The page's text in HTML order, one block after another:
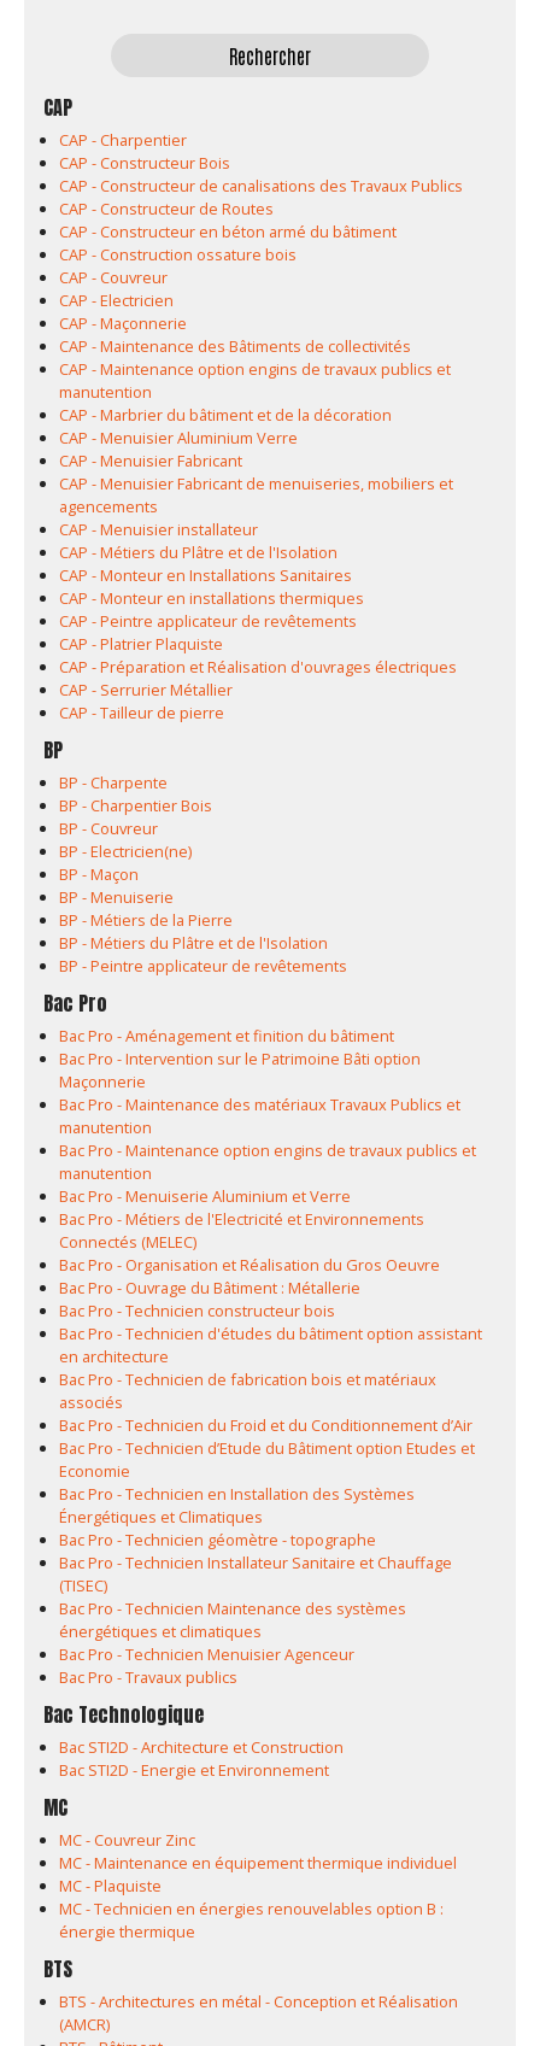
CAP
CAP - Charpentier
CAP - Constructeur Bois
CAP - Constructeur de canalisations des Travaux Publics
CAP - Constructeur de Routes
CAP - Constructeur en béton armé du bâtiment
CAP - Construction ossature bois
CAP - Couvreur
CAP - Electricien
CAP - Maçonnerie
CAP - Maintenance des Bâtiments de collectivités
CAP - Maintenance option engins de travaux publics et
manutention
CAP - Marbrier du bâtiment et de la décoration
CAP - Menuisier Aluminium Verre
CAP - Menuisier Fabricant
CAP - Menuisier Fabricant de menuiseries, mobiliers et
agencements
CAP - Menuisier installateur
CAP - Métiers du Plâtre et de l'Isolation
CAP - Monteur en Installations Sanitaires
CAP - Monteur en installations thermiques
CAP - Peintre applicateur de revêtements
CAP - Platrier Plaquiste
CAP - Préparation et Réalisation d'ouvrages électriques
CAP - Serrurier Métallier
CAP - Tailleur de pierre
BP
BP - Charpente
BP - Charpentier Bois
BP - Couvreur
BP - Electricien(ne)
BP - Maçon
BP - Menuiserie
BP - Métiers de la Pierre
BP - Métiers du Plâtre et de l'Isolation
BP - Peintre applicateur de revêtements
Bac Pro
Bac Pro - Aménagement et finition du bâtiment
Bac Pro - Intervention sur le Patrimoine Bâti option
Maçonnerie
Bac Pro - Maintenance des matériaux Travaux Publics et
manutention
Bac Pro - Maintenance option engins de travaux publics et
manutention
Bac Pro - Menuiserie Aluminium et Verre
Bac Pro - Métiers de l'Electricité et Environnements
Connectés (MELEC)
Bac Pro - Organisation et Réalisation du Gros Oeuvre
Bac Pro - Ouvrage du Bâtiment : Métallerie
Bac Pro - Technicien constructeur bois
Bac Pro - Technicien d'études du bâtiment option assistant
en architecture
Bac Pro - Technicien de fabrication bois et matériaux
associés
Bac Pro - Technicien du Froid et du Conditionnement d’Air
Bac Pro - Technicien d’Etude du Bâtiment option Etudes et
Economie
Bac Pro - Technicien en Installation des Systèmes
Énergétiques et Climatiques
Bac Pro - Technicien géomètre - topographe
Bac Pro - Technicien Installateur Sanitaire et Chauffage
(TISEC)
Bac Pro - Technicien Maintenance des systèmes
énergétiques et climatiques
Bac Pro - Technicien Menuisier Agenceur
Bac Pro - Travaux publics
Bac Technologique
Bac STI2D - Architecture et Construction
Bac STI2D - Energie et Environnement
MC
MC - Couvreur Zinc
MC - Maintenance en équipement thermique individuel
MC - Plaquiste
MC - Technicien en énergies renouvelables option B :
énergie thermique
BTS
BTS - Architectures en métal - Conception et Réalisation
(AMCR)